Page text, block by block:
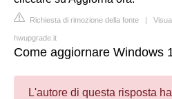
Richiesta di rimozione della fonte |
hwupgrade.it
Come aggiornare Windows
L'autore di questa risposta